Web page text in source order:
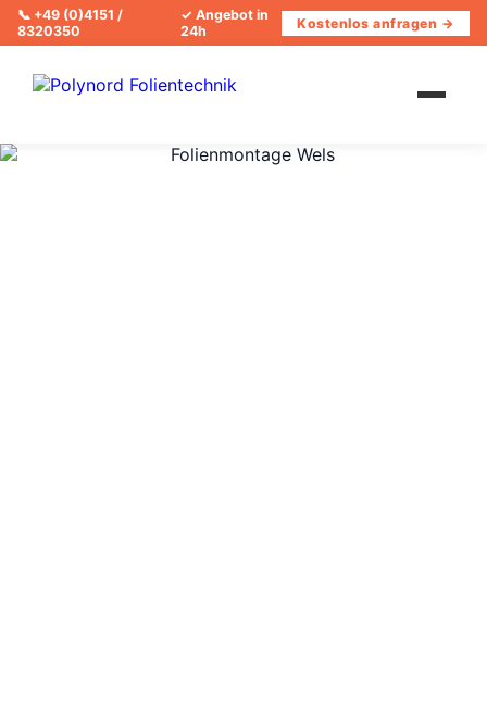
📞 +49 (0)4151 /
8320350
✓ Angebot in
24h
Kostenlos anfragen →